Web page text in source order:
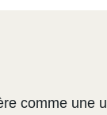
comme une